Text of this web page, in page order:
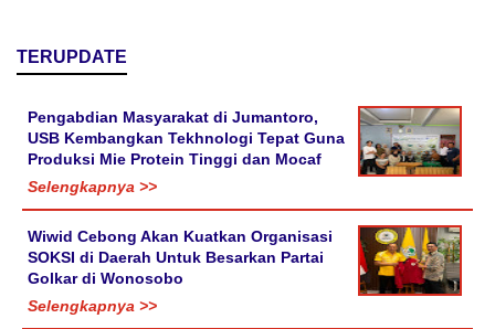
TERUPDATE
Pengabdian Masyarakat di Jumantoro,
USB Kembangkan Tekhnologi Tepat Guna
Produksi Mie Protein Tinggi dan Mocaf
Selengkapnya >>
Wiwid Cebong Akan Kuatkan Organisasi
SOKSI di Daerah Untuk Besarkan Partai
Golkar di Wonosobo
Selengkapnya >>